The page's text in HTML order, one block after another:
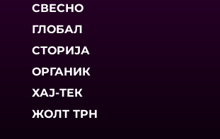
СВЕСНО
ГЛОБАЛ
СТОРИЈА
ОРГАНИК
ХАЈ-ТЕК
ЖОЛТ ТРН